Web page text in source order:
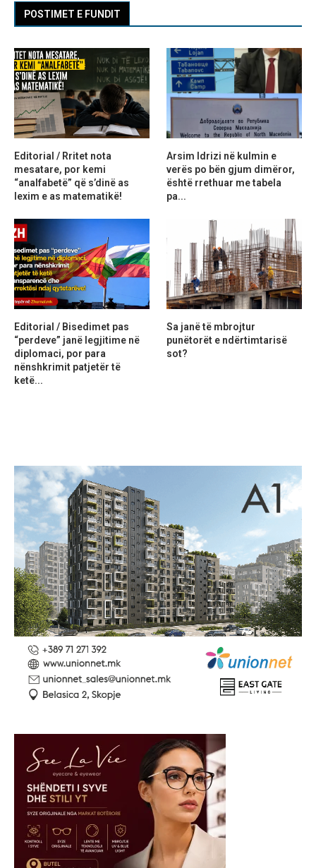
POSTIMET E FUNDIT
Editorial / Rritet nota
mesatare, por kemi
“analfabetë” që s’dinë as
lexim e as matematikë!
Arsim Idrizi në kulmin e
verës po bën gjum dimëror,
është rrethuar me tabela
pa...
Editorial / Bisedimet pas
“perdeve” janë legjitime në
diplomaci, por para
nënshkrimit patjetër të
ketë...
Sa janë të mbrojtur
punëtorët e ndërtimtarisë
sot?